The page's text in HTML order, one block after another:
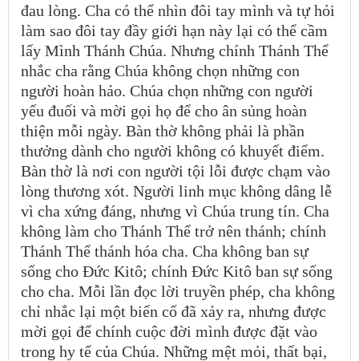
đau lòng. Cha có thể nhìn đôi tay mình và tự hỏi
làm sao đôi tay đầy giới hạn này lại có thể cầm
lấy Mình Thánh Chúa. Nhưng chính Thánh Thể
nhắc cha rằng Chúa không chọn những con
người hoàn hảo. Chúa chọn những con người
yếu đuối và mời gọi họ để cho ân sủng hoàn
thiện mỗi ngày. Bàn thờ không phải là phần
thưởng dành cho người không có khuyết điểm.
Bàn thờ là nơi con người tội lỗi được chạm vào
lòng thương xót. Người linh mục không dâng lễ
vì cha xứng đáng, nhưng vì Chúa trung tín. Cha
không làm cho Thánh Thể trở nên thánh; chính
Thánh Thể thánh hóa cha. Cha không ban sự
sống cho Đức Kitô; chính Đức Kitô ban sự sống
cho cha. Mỗi lần đọc lời truyền phép, cha không
chỉ nhắc lại một biến cố đã xảy ra, nhưng được
mời gọi để chính cuộc đời mình được đặt vào
trong hy tế của Chúa. Những mệt mỏi, thất bại,